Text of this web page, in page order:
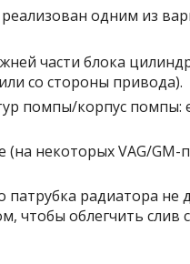
одним из
части блока
со стороны привода).
помпы/корпус помпы:
(на некоторых VAG/
патрубка радиатора не
чтобы облегчить слив